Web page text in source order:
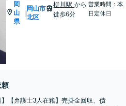
岡
山
県
|
岡山市
北区
柳川駅から
徒歩6分
営業時間：本
日定休日
頼
】【弁護士3人在籍】売掛金回収、債